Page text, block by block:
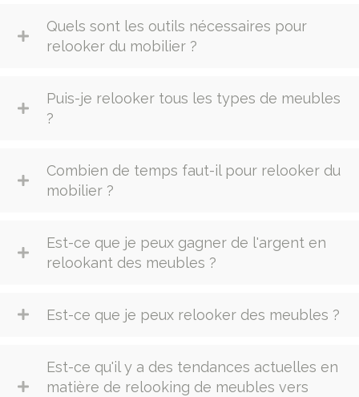
Quels sont les outils nécessaires pour
relooker du mobilier ?
Puis-je relooker tous les types de meubles
?
Combien de temps faut-il pour relooker du
mobilier ?
Est-ce que je peux gagner de l'argent en
relookant des meubles ?
Est-ce que je peux relooker des meubles ?
Est-ce qu'il y a des tendances actuelles en
matière de relooking de meubles vers